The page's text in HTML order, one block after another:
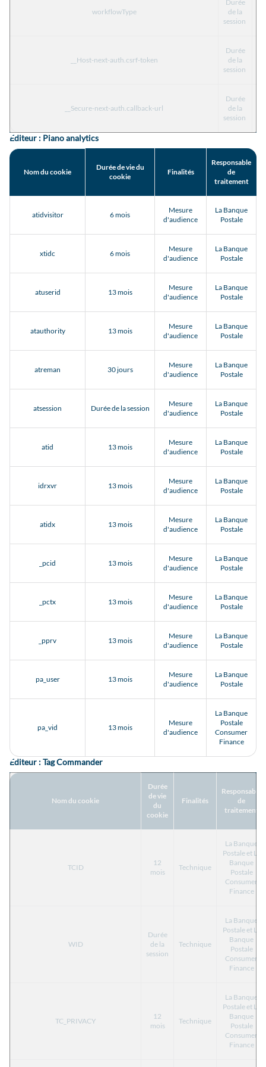
workflowType
Durée
de la
session
__Host-next-auth.csrf-token
Durée
de la
session
__Secure-next-auth.callback-url
Durée
de la
session
Editeur : Piano analytics
Nom du cookie
Durée de vie du
cookie
Finalités
Responsable
de
traitement
atidvisitor 6 mois
Mesure
d'audience
La Banque
Postale
xtidc 6 mois
Mesure
d'audience
La Banque
Postale
atuserid 13 mois
Mesure
d'audience
La Banque
Postale
atauthority 13 mois
Mesure
d'audience
La Banque
Postale
atreman 30 jours
Mesure
d'audience
La Banque
Postale
atsession Durée de la session
Mesure
d'audience
La Banque
Postale
atid 13 mois
Mesure
d'audience
La Banque
Postale
idrxvr 13 mois
Mesure
d'audience
La Banque
Postale
atidx 13 mois
Mesure
d'audience
La Banque
Postale
_pcid 13 mois
Mesure
d'audience
La Banque
Postale
_pctx 13 mois
Mesure
d'audience
La Banque
Postale
_pprv 13 mois
Mesure
d'audience
La Banque
Postale
pa_user 13 mois
Mesure
d'audience
La Banque
Postale
pa_vid 13 mois
Mesure
d'audience
La Banque
Postale
Consumer
Finance
Editeur : Tag Commander
Nom du cookie
Durée
de vie
du
cookie
Finalités
Responsable
de
traitement
TCID
12
mois
Technique
La Banque
Postale et La
Banque
Postale
Consumer
Finance
WID
Durée
de la
session
Technique
La Banque
Postale et La
Banque
Postale
Consumer
Finance
TC_PRIVACY
12
mois
Technique
La Banque
Postale et La
Banque
Postale
Consumer
Finance